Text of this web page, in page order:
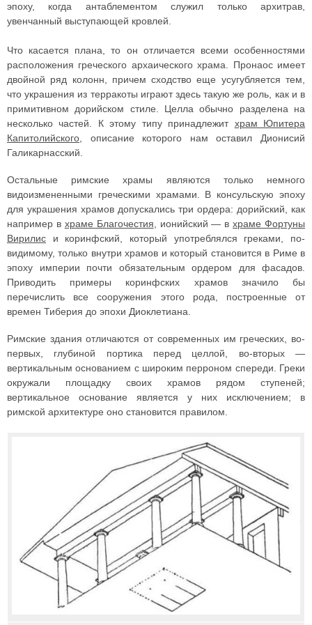
эпоху, когда антаблементом служил только архитрав,
увенчанный выступающей кровлей.
Что касается плана, то он отличается всеми особенностями
расположения греческого архаического храма. Пронаос имеет
двойной ряд колонн, причем сходство еще усугубляется тем,
что украшения из терракоты играют здесь такую же роль, как и в
примитивном дорийском стиле. Целла обычно разделена на
несколько частей. К этому типу принадлежит храм Юпитера
Капитолийского , описание которого нам оставил Дионисий
Галикарнасский.
Остальные римские храмы являются только немного
видоизмененными греческими храмами. В консульскую эпоху
для украшения храмов допускались три ордера: дорийский, как
например в храме Благочестия , ионийский — вхраме Фортуны
Вирилис и коринфский, который употреблялся греками, по-
видимому, только внутри храмов и который становится в Риме в
эпоху империи почти обязательным ордером для фасадов.
Приводить примеры коринфских храмов значило бы
перечислить все сооружения этого рода, построенные от
времен Тиберия до эпохи Диоклетиана.
Римские здания отличаются от современных им греческих, во-
первых, глубиной портика перед целлой, во-вторых —
вертикальным основанием с широким перроном спереди. Греки
окружали площадку своих храмов рядом ступеней;
вертикальное основание является у них исключением; в
римской архитектуре оно становится правилом.